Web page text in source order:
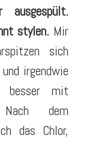
stylen. Mir
sich
irgendwie
besser mit
dem
das Chlor,